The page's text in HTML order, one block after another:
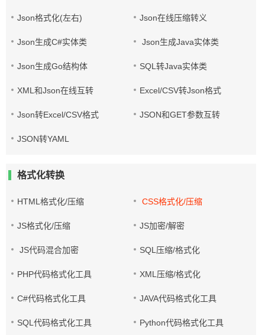
Json格式化(左右) Json在线压缩转义
Json生成C#实体类 Json生成Java实体类
Json生成Go结构体 SQL转Java实体类
XML和Json在线互转 Excel/CSV转Json格式
Json转Excel/CSV格式 JSON和GET参数互转
JSON转YAML
格式化转换
HTML格式化/压缩 CSS格式化/压缩
JS格式化/压缩 JS加密/解密
JS代码混合加密 SQL压缩/格式化
PHP代码格式化工具 XML压缩/格式化
C#代码格式化工具 JAVA代码格式化工具
SQL代码格式化工具 Python代码格式化工具